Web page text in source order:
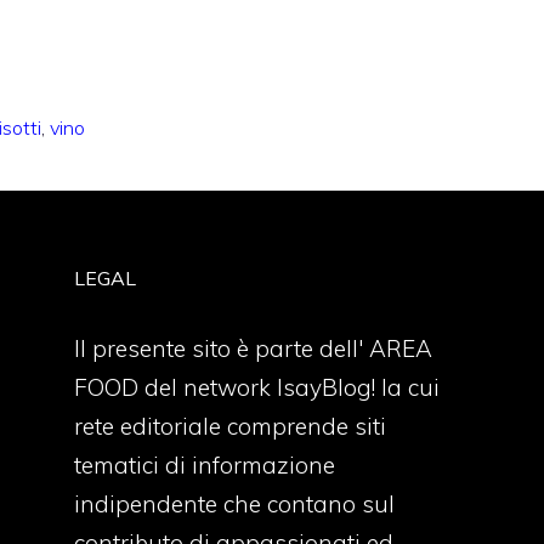
vino
LEGAL
Il presente sito è parte dell' AREA
FOOD del network IsayBlog! la cui
rete editoriale comprende siti
tematici di informazione
indipendente che contano sul